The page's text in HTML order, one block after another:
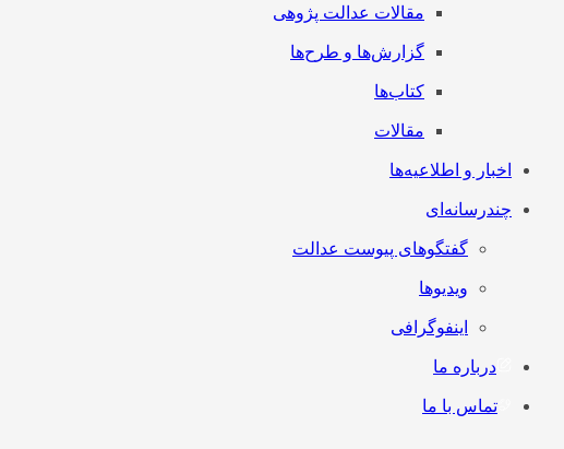
مقالات عدالت پژوهی
گزارش‌ها و طرح‌ها
کتاب‌ها
مقالات
اخبار و اطلاعیه‌ها
چندرسانه‌ای
گفتگوهای پیوست عدالت
ویدیوها
اینفوگرافی
درباره ما
تماس با ما